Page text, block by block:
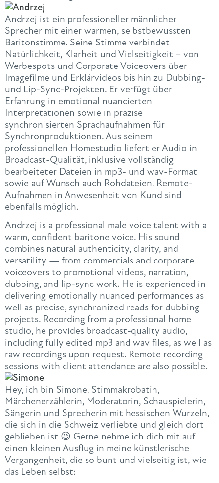
Andrzej ist ein professioneller männlicher
Sprecher mit einer warmen, selbstbewussten
Baritonstimme. Seine Stimme verbindet
Natürlichkeit, Klarheit und Vielseitigkeit – von
Werbespots und Corporate Voiceovers über
Imagefilme und Erklärvideos bis hin zu Dubbing-
und Lip-Sync-Projekten. Er verfügt über
Erfahrung in emotional nuancierten
Interpretationen sowie in präzise
synchronisierten Sprachaufnahmen für
Synchronproduktionen. Aus seinem
professionellen Homestudio liefert er Audio in
Broadcast-Qualität, inklusive vollständig
bearbeiteter Dateien in mp3- und wav-Format
sowie auf Wunsch auch Rohdateien. Remote-
Aufnahmen in Anwesenheit von Kund sind
ebenfalls möglich.
Andrzej is a professional male voice talent with a
warm, confident baritone voice. His sound
combines natural authenticity, clarity, and
versatility — from commercials and corporate
voiceovers to promotional videos, narration,
dubbing, and lip-sync work. He is experienced in
delivering emotionally nuanced performances as
well as precise, synchronized reads for dubbing
projects. Recording from a professional home
studio, he provides broadcast-quality audio,
including fully edited mp3 and wav files, as well as
raw recordings upon request. Remote recording
sessions with client attendance are also possible.
Hey, ich bin Simone, Stimmakrobatin,
Märchenerzählerin, Moderatorin, Schauspielerin,
Sängerin und Sprecherin mit hessischen Wurzeln,
die sich in die Schweiz verliebte und gleich dort
geblieben ist 😉 Gerne nehme ich dich mit auf
einen kleinen Ausflug in meine künstlerische
Vergangenheit, die so bunt und vielseitig ist, wie
das Leben selbst: